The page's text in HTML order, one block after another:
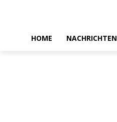
HOME NACHRICHTEN